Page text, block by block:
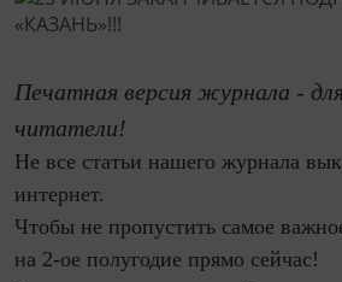
Печатная версия журнала -
читатели!
Не все статьи нашего журнала
интернет.
Чтобы не пропустить самое
на 2-ое полугодие прямо сейчас!